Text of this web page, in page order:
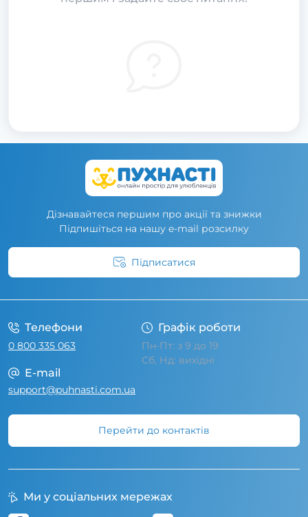
Дізнавайтеся першим про акції та знижки
Підпишіться на нашу e-mail розсилку
Підписатися
Телефони
0 800 335 063
Графік роботи
Пн-Пт: з 9 до 19
Сб, Нд: вихідні
E-mail
support@puhnasti.com.ua
Перейти до контактів
Ми у соціальних мережах